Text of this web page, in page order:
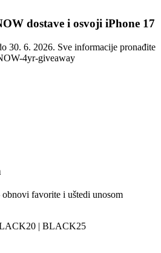
dostave i osvoji iPhone 17
30. 6. 2026. Sve informacije pronađite
4yr-giveaway
favorite i uštedi unosom
| BLACK25